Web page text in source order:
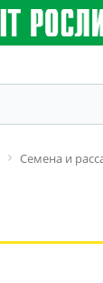
Семена и